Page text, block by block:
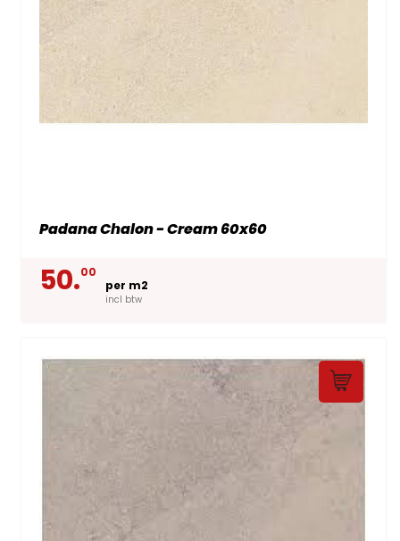
Padana Chalon - Cream 60x60
50.00
per m2
incl btw